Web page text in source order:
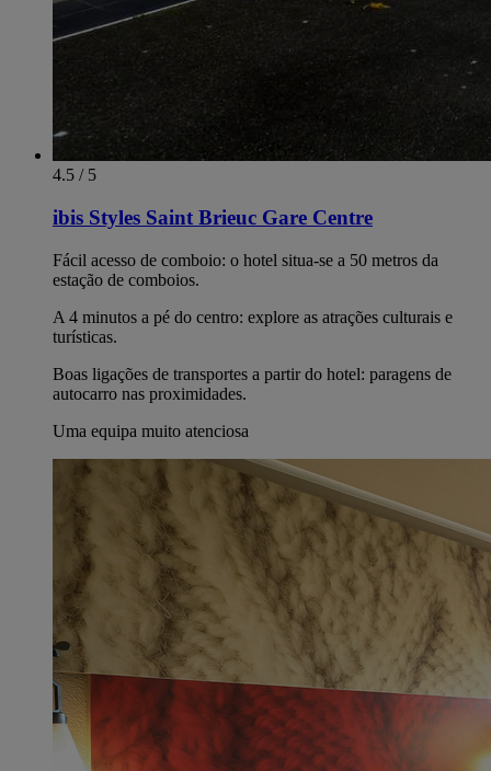
4.5 / 5
ibis Styles Saint Brieuc Gare Centre
Fácil acesso de comboio: o hotel situa-se a 50 metros da
estação de comboios.
A 4 minutos a pé do centro: explore as atrações culturais e
turísticas.
Boas ligações de transportes a partir do hotel: paragens de
autocarro nas proximidades.
Uma equipa muito atenciosa